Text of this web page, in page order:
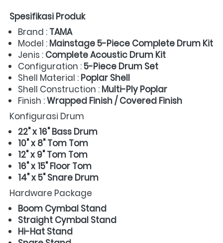
Spesifikasi Produk
Brand : TAMA
Model : Mainstage 5-Piece Complete Drum Kit
Jenis : Complete Acoustic Drum Kit
Configuration : 5-Piece Drum Set
Shell Material : Poplar Shell
Shell Construction : Multi-Ply Poplar
Finish : Wrapped Finish / Covered Finish
Konfigurasi Drum
22" x 16" Bass Drum
10" x 8" Tom Tom
12" x 9" Tom Tom
16" x 15" Floor Tom
14" x 5" Snare Drum
Hardware Package
Boom Cymbal Stand
Straight Cymbal Stand
Hi-Hat Stand